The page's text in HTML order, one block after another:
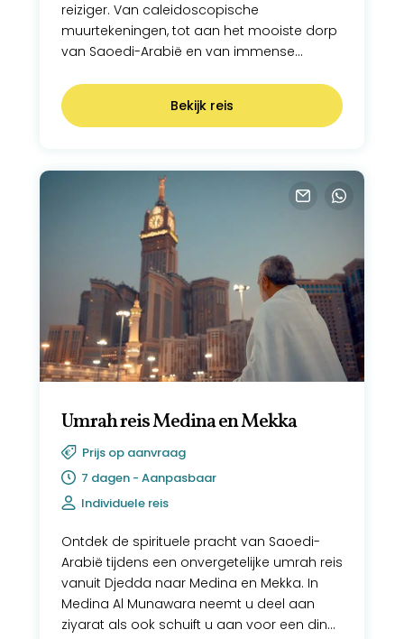
reiziger. Van caleidoscopische
muurtekeningen, tot aan het mooiste dorp
van Saoedi-Arabië en van immense
Farasan eilanden.
Bekijk reis
Umrah reis Medina en Mekka
Prijs op aanvraag
7 dagen - Aanpasbaar
Individuele reis
Ontdek de spirituele pracht van Saoedi-
Arabië tijdens een onvergetelijke umrah reis
vanuit Djedda naar Medina en Mekka. In
Medina Al Munawara neemt u deel aan
ziyarat als ook schuift u aan voor een diner